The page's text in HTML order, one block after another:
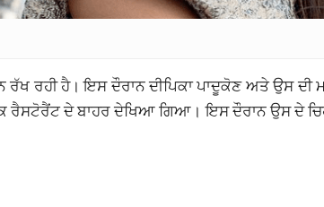
ਰਹੀ ਹੈ। ਇਸ ਦੌਰਾਨ ਦੀਪਿਕਾ ਪਾਦੂਕੋਣ ਅਤੇ ਉਸ ਦੀ
ਦੇ ਬਾਹਰ ਦੇਖਿਆ ਗਿਆ। ਇਸ ਦੌਰਾਨ ਉਸ ਦੇ